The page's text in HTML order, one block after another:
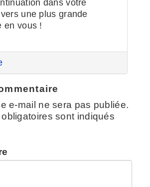
dans votre
une plus grande
en vous !
e-mail ne sera pas publiée.
sont indiqués